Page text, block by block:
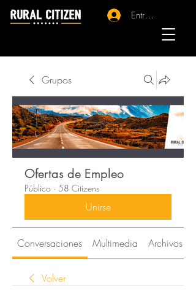
Entrar - Registro
Grupos
Ofertas de Empleo
Público · 58 Citizens
Unirse
Conversaciones Multimedia Archivos
Volver